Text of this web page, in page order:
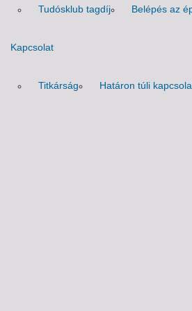
Tudósklub tagdíj Belépés az
Kapcsolat
Titkárság Határon túli